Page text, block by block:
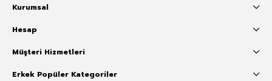
Kurumsal
Hesap
Müşteri Hizmetleri
Erkek Popüler Kategoriler